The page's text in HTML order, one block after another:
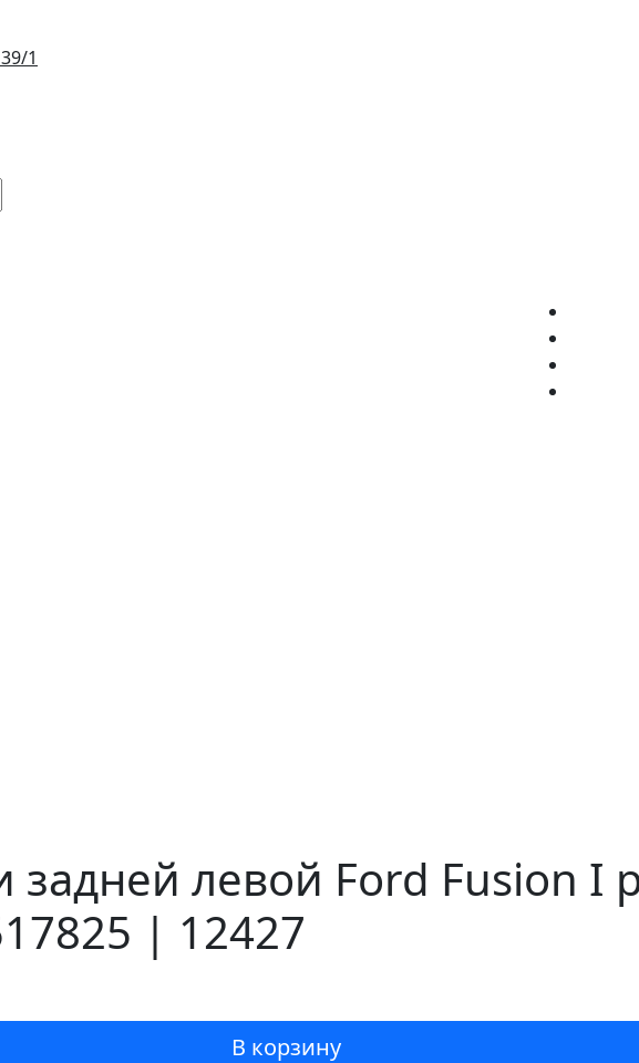
1
задней левой Ford Fusion I
| 12427
В корзину